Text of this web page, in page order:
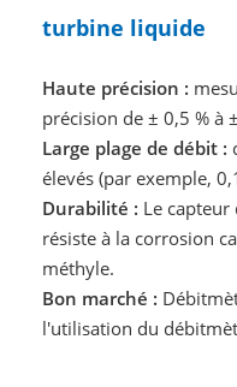
turbine liquide
Haute précision :
précision de ± 0,5 % à
Large plage de débit :
élevés (par exemple,
Durabilité : Le
résiste à la corrosion
méthyle.
Bon marché :
l'utilisation du